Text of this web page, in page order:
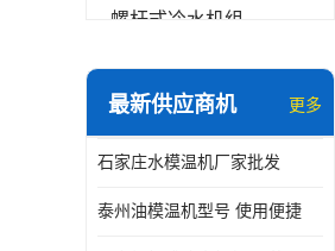
螺杆式冷水机组
冷水机和冷热一体机
防爆冷水机
最新供应商机 更多
石家庄水模温机厂家批发
泰州油模温机型号 使用便捷